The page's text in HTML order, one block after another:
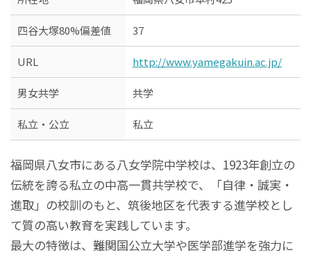
四谷大塚80%偏差値 37
URL http://www.yamegakuin.ac.jp/
男女共学 共学
私立・公立 私立
福岡県八女市にある八女学院中学校は、1923年創立の
伝統を誇る私立の中高一貫共学校で、「自律・誠実・
進取」の校訓のもと、筑後地区を代表する進学校とし
て質の高い教育を実践しています。
最大の特徴は、難関国公立大学や医学部進学を強力に